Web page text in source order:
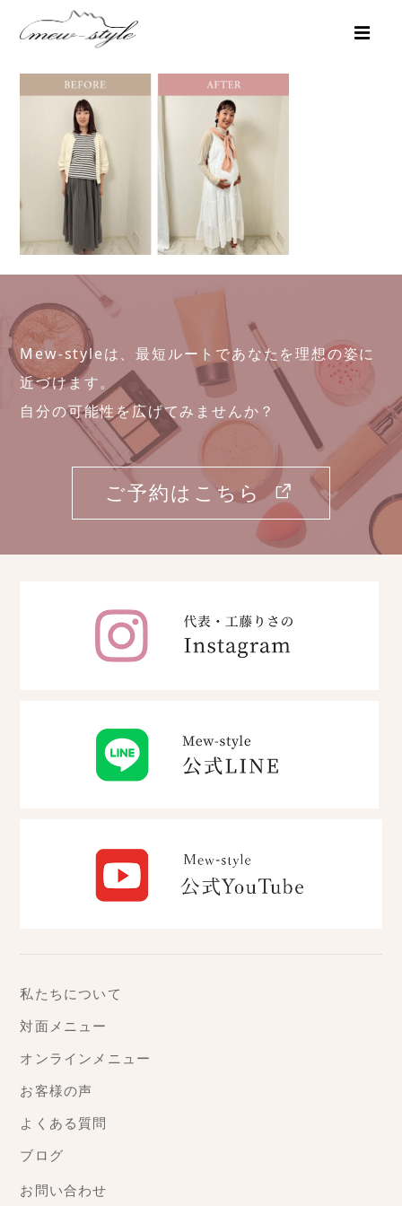
Mew-styleは、最短ルートであなたを理想の姿に
近づけます。
自分の可能性を広げてみませんか？
ご予約はこちら
私たちについて
対面メニュー
オンラインメニュー
お客様の声
よくある質問
ブログ
お問い合わせ